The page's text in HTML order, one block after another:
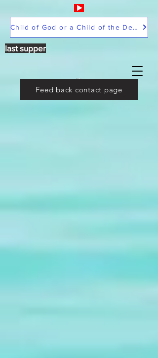
Child of God or a Child of the Devil
last supper
Feed back contact page